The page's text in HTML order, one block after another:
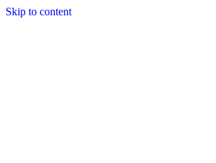
Skip to content